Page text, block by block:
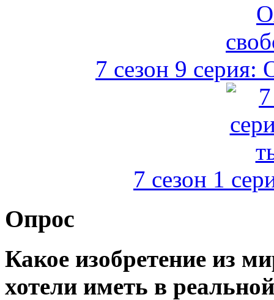
7 сезон 9 серия:
7 сезон 1
Опрос
Какое изобретение из
хотели иметь в